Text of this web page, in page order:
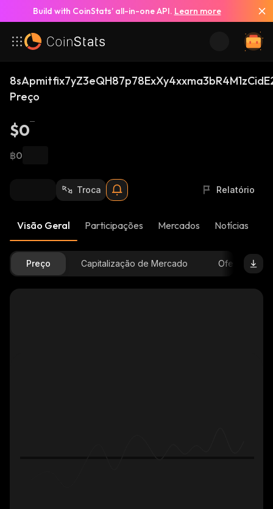
Build with CoinStats’ all-in-one API. Learn more
Preço
$0
฿0
Troca Relatório
Visão Geral Participações Mercados Notícias
Preço Capitalização de Mercado Oferta